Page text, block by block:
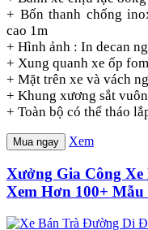
+ Bốn thanh chống
cao 1m
+ Hình ảnh : In decan
+ Xung quanh xe ốp
+ Mặt trên xe và vách
+ Khung xương sắt
+ Toàn bộ có thể tháo
Mua ngay Xem
Xưởng Gia Công
Xem Hơn 100+ Mẫu